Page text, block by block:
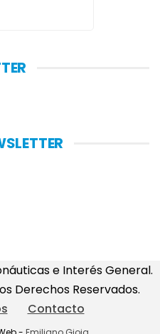
e Interés General.
Derechos Reservados.
Contacto